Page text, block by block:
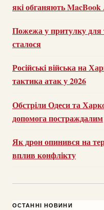
які обганяють
Пожежа у притулку
сталося
Російські війська на
тактика атак у 2026
Обстріли Одеси та
допомога постраждалим
Як дрон опинився на
вплив конфлікту
ОСТАННІ НОВИНИ